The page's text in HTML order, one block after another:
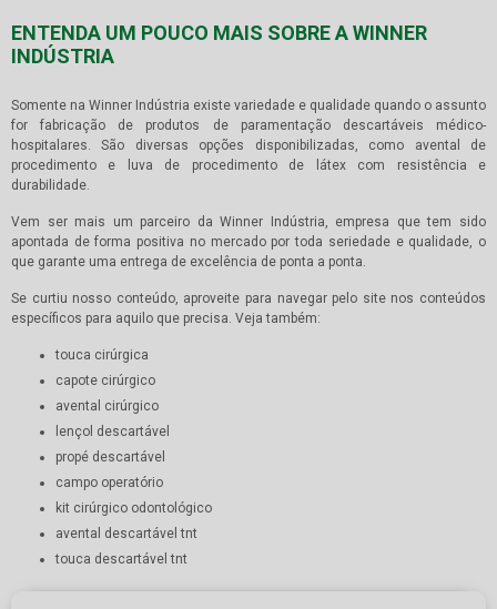
ENTENDA UM POUCO MAIS SOBRE A WINNER
INDÚSTRIA
Somente na Winner Indústria existe variedade e qualidade quando o assunto
for fabricação de produtos de paramentação descartáveis médico-
hospitalares. São diversas opções disponibilizadas, como avental de
procedimento e luva de procedimento de látex com resistência e
durabilidade.
Vem ser mais um parceiro da Winner Indústria, empresa que tem sido
apontada de forma positiva no mercado por toda seriedade e qualidade, o
que garante uma entrega de excelência de ponta a ponta.
Se curtiu nosso conteúdo, aproveite para navegar pelo site nos conteúdos
específicos para aquilo que precisa. Veja também:
touca cirúrgica
capote cirúrgico
avental cirúrgico
lençol descartável
propé descartável
campo operatório
kit cirúrgico odontológico
avental descartável tnt
touca descartável tnt